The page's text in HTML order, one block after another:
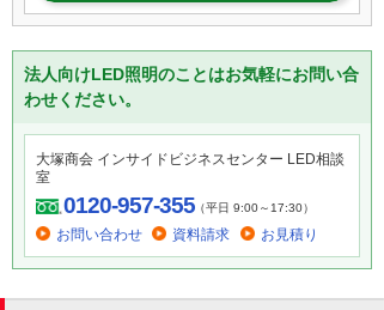
法人向けLED照明のことはお気軽にお問い合
わせください。
大塚商会 インサイドビジネスセンター LED相談
室
0120-957-355（平日 9:00～17:30）
お問い合わせ 資料請求 お見積り